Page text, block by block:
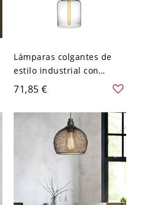
Lámparas colgantes de
estilo industrial con
pantalla geométrica de
vidrio y 1 luz - 110 A 120 V
Transparente Cilindro
71,85 €